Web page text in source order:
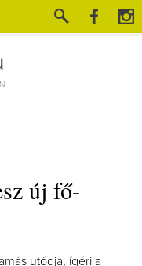
új fő-
utódja, ígéri a